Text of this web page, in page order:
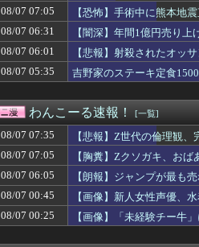
大阪府の最低賃金、1231円にｗｗｗｗ
【お寿司】一番お寿司が美味しいと思
【画像】村重杏奈さん(30)のおつぱいが
【画像】えちえちJKがお◯ぱい見せて
中国の「レアアース武器化」が裏目に
西日本、お盆は灼熱地獄へ 一方で東日
パートしているスーパーで万引き団が
私「血まみれで何してるんですか！？
独身女子(38)「お腹をナデナデする妊婦
【画像】ギャルの尻ｗｗｗｗ
【ｼｺ注意】合コンでお持ち帰りした変
中国の最新スマホ遂に9070mAh（そこ
Forbes「ロブロックス株価70％急落で
【画像】村重杏奈さん(30)のお乳房がコ
メンタリストDaiGo「SNS最大のﾃﾞﾒﾘｯ
08/07 07:05
【恐怖】手術中に熊本地
08/07 06:31
【闇深】年間1億円売り
08/07 06:01
【悲報】射殺されたオッ
08/07 05:35
吉野家のステーキ定食
わんこーる速報！ [一覧]
08/07 07:35
【悲報】Z世代の倫理観
08/07 07:05
【胸糞】Zクソガキ、お
08/07 06:05
【朗報】ジャンプが最も
08/07 00:45
【画像】新人女性声優、
08/07 00:25
【画像】「未経験チー牛